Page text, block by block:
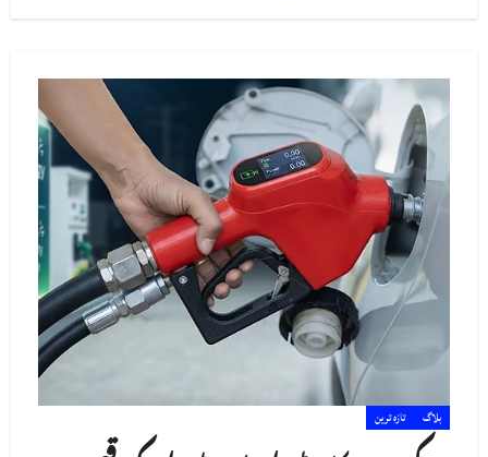
بلاگ تازہ ترین